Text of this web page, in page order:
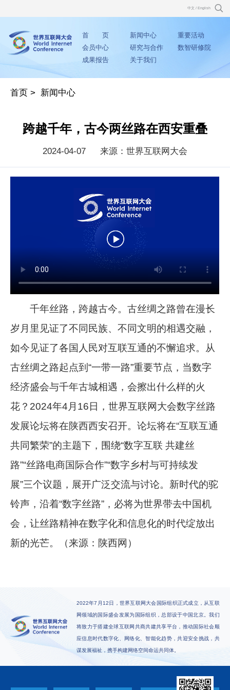
中文 / English
首 页 新闻中心
重要活动
会员中心
研究与合作
数智研修院
成果报告
关于我们
首页 > 新闻中心
跨越千年，古今两丝路在西安重叠
2024-04-07 来源：世界互联网大会
千年丝路，跨越古今。古丝绸之路曾在漫长
岁月里见证了不同民族、不同文明的相遇交融，
如今见证了各国人民对互联互通的不懈追求。从
古丝绸之路起点到“一带一路”重要节点，当数字
经济盛会与千年古城相遇，会擦出什么样的火
花？2024年4月16日，世界互联网大会数字丝路
发展论坛将在陕西西安召开。论坛将在“互联互通
共同繁荣”的主题下，围绕“数字互联 共建丝
路”“丝路电商国际合作”“数字乡村与可持续发
展”三个议题，展开广泛交流与讨论。新时代的驼
铃声，沿着“数字丝路”，必将为世界带去中国机
会，让丝路精神在数字化和信息化的时代绽放出
新的光芒。（来源：陕西网）
2022年7月12日，世界互联网大会国际组织正式成立，从互联
网领域的国际盛会发展为国际组织，总部设于中国北京。我们
将致力于搭建全球互联网共商共建共享平台，推动国际社会顺
应信息时代数字化、网络化、智能化趋势，共迎安全挑战，共
谋发展福祉，携手构建网络空间命运共同体。